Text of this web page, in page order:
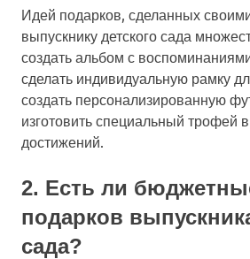
Идей подарков, сделанных
выпускнику детского сада
создать альбом с
сделать индивидуальную рамку
создать персонализированную
изготовить специальный трофей
достижений.
2. Есть ли
подарков
сада?